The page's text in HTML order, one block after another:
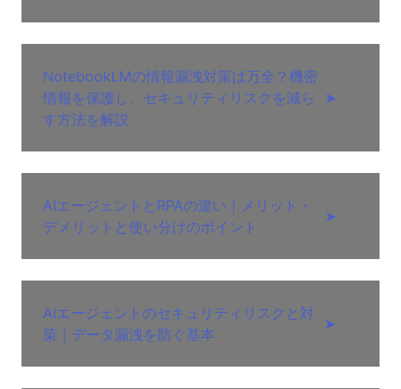
NotebookLMの情報漏洩対策は万全？機密
情報を保護し、セキュリティリスクを減ら
す方法を解説
➤
AIエージェントとRPAの違い｜メリット・
デメリットと使い分けのポイント
➤
AIエージェントのセキュリティリスクと対
策｜データ漏洩を防ぐ基本
➤